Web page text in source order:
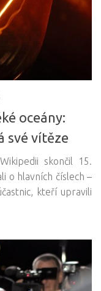
oceány:
své vítěze
skončil 15.
o hlavních číslech –
kteří upravili